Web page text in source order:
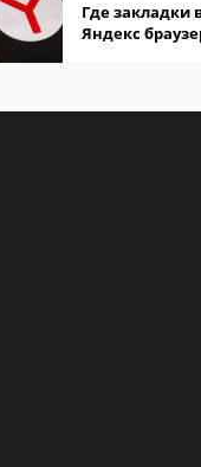
Где закладки
Яндекс